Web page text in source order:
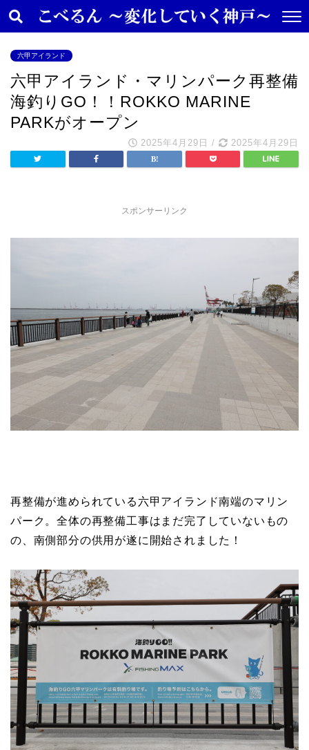
六甲アイランド
六甲アイランド・マリンパーク再整備
海釣りGO！！ROKKO MARINE
PARKがオープン
2025年4月29日 / 2025年4月29日
スポンサーリンク
再整備が進められている六甲アイランド南端のマリン
パーク。全体の再整備工事はまだ完了していないもの
の、南側部分の供用が遂に開始されました！